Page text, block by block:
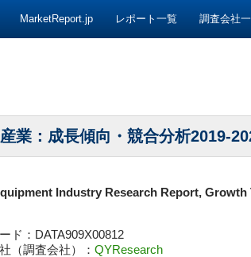
MarketReport.jp
レポート一覧 調査会社
業：成長傾向・競合分析2019-
Industry Research Report, Growth
ド：DATA909X00812
（調査会社）：QYResearch